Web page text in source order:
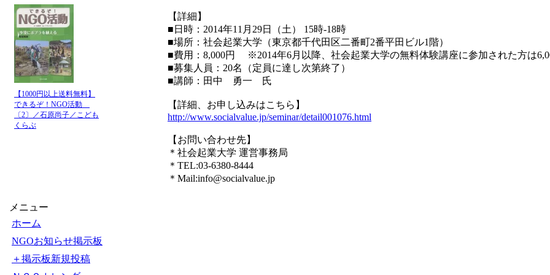
【1000円以上送料無料】
できるぞ！NGO活動
〔2〕／石原尚子／こども
くらぶ
メニュー
ホーム
NGOお知らせ掲示板
＋掲示板新規投稿
【詳細】
■日時：2014年11月29日（土） 15時-18時
■場所：社会起業大学（東京都千代田区二番町2番平田ビル1階）
■費用：8,000円 ※2014年6月以降、社会起業大学の無料体験講座に参加された方は
■募集人員：20名（定員に達し次第終了）
■講師：田中 勇一 氏
【詳細、お申し込みはこちら】
http://www.socialvalue.jp/seminar/detail001076.html
【お問い合わせ先】
＊社会起業大学 運営事務局
＊TEL:03-6380-8444
＊Mail:info@socialvalue.jp